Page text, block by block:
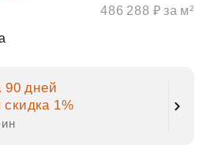
90 дней
1%
486 288 ₽ за м²